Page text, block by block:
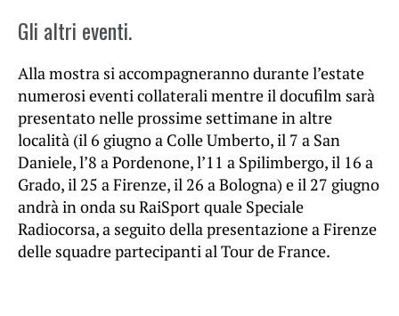
Gli altri eventi.
Alla mostra si accompagneranno durante l’estate
numerosi eventi collaterali mentre il docufilm sarà
presentato nelle prossime settimane in altre
località (il 6 giugno a Colle Umberto, il 7 a San
Daniele, l’8 a Pordenone, l’11 a Spilimbergo, il 16 a
Grado, il 25 a Firenze, il 26 a Bologna) e il 27 giugno
andrà in onda su RaiSport quale Speciale
Radiocorsa, a seguito della presentazione a Firenze
delle squadre partecipanti al Tour de France.